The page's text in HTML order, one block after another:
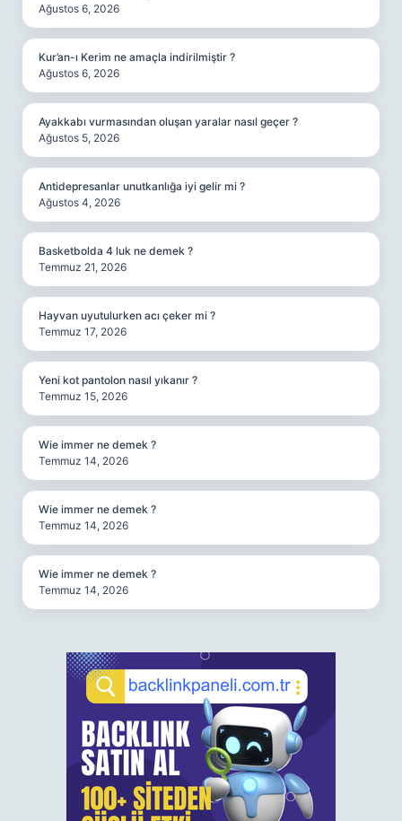
Ağustos 6, 2026
Kur’an-ı Kerim ne amaçla indirilmiştir ?
Ağustos 6, 2026
Ayakkabı vurmasından oluşan yaralar nasıl geçer ?
Ağustos 5, 2026
Antidepresanlar unutkanlığa iyi gelir mi ?
Ağustos 4, 2026
Basketbolda 4 luk ne demek ?
Temmuz 21, 2026
Hayvan uyutulurken acı çeker mi ?
Temmuz 17, 2026
Yeni kot pantolon nasıl yıkanır ?
Temmuz 15, 2026
Wie immer ne demek ?
Temmuz 14, 2026
Wie immer ne demek ?
Temmuz 14, 2026
Wie immer ne demek ?
Temmuz 14, 2026